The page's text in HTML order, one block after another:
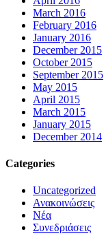
March 2016
February 2016
January 2016
December 2015
October 2015
September 2015
May 2015
April 2015
March 2015
January 2015
December 2014
Categories
Uncategorized
Ανακοινώσεις
Νέα
Συνεδριάσεις